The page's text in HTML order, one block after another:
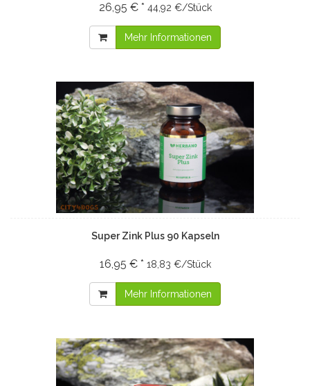
26,95 € * 44,92 €/Stück
Mehr Informationen
Super Zink Plus 90 Kapseln
16,95 € * 18,83 €/Stück
Mehr Informationen